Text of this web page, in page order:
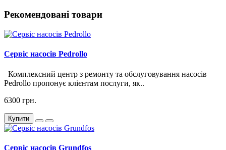
Рекомендовані товари
Сервіс насосів Pedrollo
Комплексний центр з ремонту та обслуговування насосів
Pedrollo пропонує клієнтам послуги, як..
6300 грн.
Купити
Сервіс насосів Grundfos